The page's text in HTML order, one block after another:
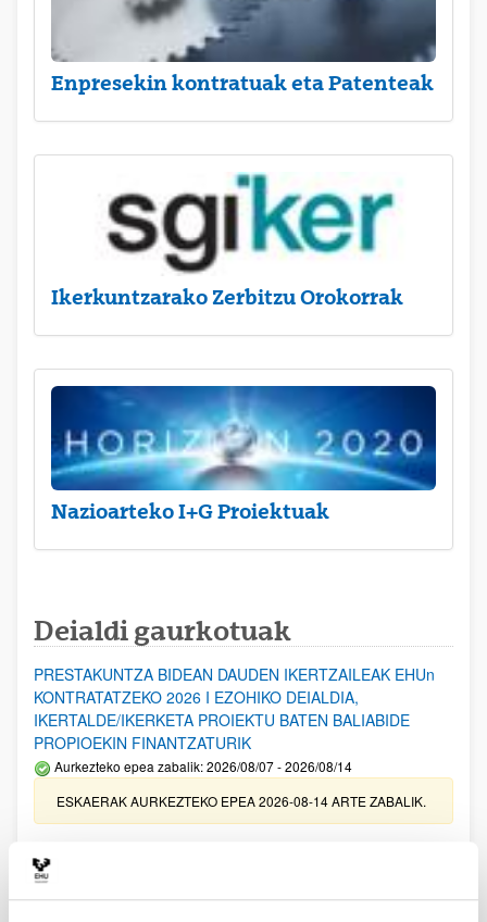
Enpresekin kontratuak eta Patenteak
Ikerkuntzarako Zerbitzu Orokorrak
Nazioarteko I+G Proiektuak
Deialdi gaurkotuak
PRESTAKUNTZA BIDEAN DAUDEN IKERTZAILEAK EHUn
KONTRATATZEKO 2026 I EZOHIKO DEIALDIA,
IKERTALDE/IKERKETA PROIEKTU BATEN BALIABIDE
PROPIOEKIN FINANTZATURIK
Aurkezteko epea zabalik: 2026/08/07 - 2026/08/14
ESKAERAK AURKEZTEKO EPEA 2026-08-14 ARTE ZABALIK.
erosi eta berritzeko laguntzak 2026
Izapide irekia